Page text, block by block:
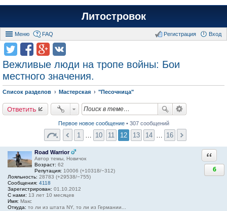
Литостровок
Меню FAQ Вход
Регистрация
Вежливые люди на тропе войны: Бои
местного значения.
Список разделов Мастерская "Песочница"
Ответить
Первое новое сообщение• 307 сообщений
1 10 11 12 13 14 16
Road Warrior
Автор темы, Новичок
Возраст: 62
Репутация: 10006 (+10318/−312)
Лояльность: 28783 (+29538/−755)
Сообщения: 4118
Зарегистрирован: 01.10.2012
С нами: 13 лет 10 месяцев
Имя: Макс
Откуда: то ли из штата NY, то ли из Германии...
6